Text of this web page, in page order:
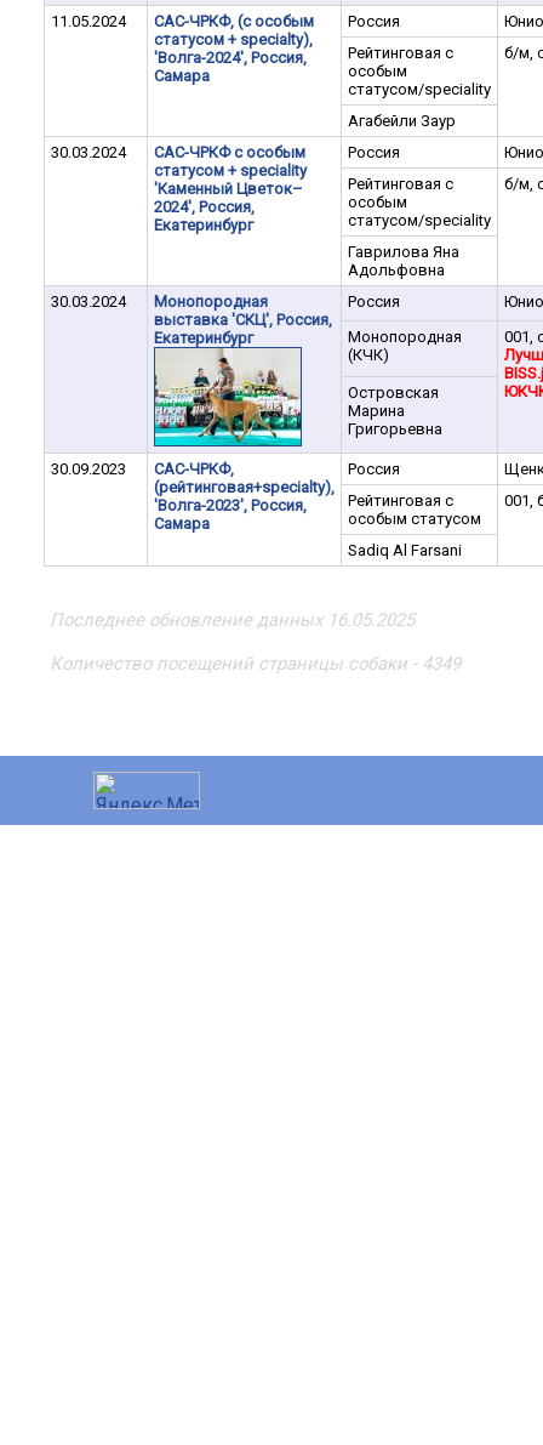
11.05.2024
САС-ЧРКФ, (с особым
статусом + specialty),
'Волга-2024', Россия,
Самара
Россия
Рейтинговая с
особым
статусом/speciality
б/м,
Агабейли Заур
30.03.2024
САС-ЧРКФ с особым
статусом + speciality
'Каменный Цветок–
2024', Россия,
Екатеринбург
Россия
Рейтинговая с
особым
статусом/speciality
б/м,
Гаврилова Яна
Адольфовна
30.03.2024
Монопородная
выставка 'СКЦ', Россия,
Екатеринбург
Россия
Монопородная
(КЧК)
001,
Островская
Марина
Григорьевна
30.09.2023
САС-ЧРКФ,
(рейтинговая+specialty),
'Волга-2023', Россия,
Самара
Россия
Рейтинговая с
особым статусом
001,
Sadiq Al Farsani
Последнее обновление данных 16.05.2025
Количество посещений страницы собаки - 4349